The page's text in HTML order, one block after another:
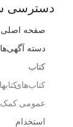
دسترسی
صفحه اصلی
دسته آگهی‌ها
کتاب
کتاب‌های
عمومی
استخدام